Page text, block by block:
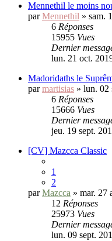
Mennethil le moins
parMennethil » sam.
6 Réponses
15955 Vues
Dernier
lun. 21 oct.
Madoridaths le
parmartisias » lun. 02
6 Réponses
15666 Vues
Dernier
jeu. 19 sept.
[CV] Mazcca Classic
1
2
parMazcca » mar. 27
12 Réponses
25973 Vues
Dernier
lun. 09 sept.